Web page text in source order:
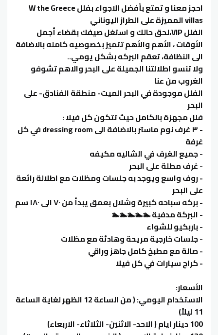
احجز معنا و تمتع بأفضل الاجواء بفلل W the Greece
villas المميزة على الطراز اليوناني
الفلل VIP،لحق حالك و استغل صيفك بقضاء أجمل
الأوقات ، الأهم والأهم تتميز بخصوصيه كامله بالاضافة
الى النظافة، تعقم البركه بشكل يومي..
ولا تنسو اطلالتنا الجميلة على البحر والاهم تشوفو
الغروب من عنا
الفلل موجودة في البحر الميت- منطقة الفنادق- على
البحر
فلل مجهزة بالكامل حيث تتكون كل فيلا :
- ٣ غرف نوم ماستر بالاضافة الى dressing room في كل
غرفة
- جميع الغرف في الشاليه مكيفه
- غرف مطلة على البحر
- روف واسع ويوجد به جلسات ومظلات مع اطلالة رائعة
على البحر
- بركه سباحه كبيرة وشلال بعمق يبدأ من ٧٠ الى ١٨٠ سم
- البركة مدفية 🏊🏊🏊🏊🏊
- باربكيو للشواء
- جلسات خارجية مريحة وهادئة مع مظلات
- صالة مع مطبخ كامل جاهز وراقي
- كراج سيارات في كل فيلا
الأسعار:
‏الاستخدام اليومي: ( من الساعة 12 الظهر لغاية الساعة
11 ليلاً)